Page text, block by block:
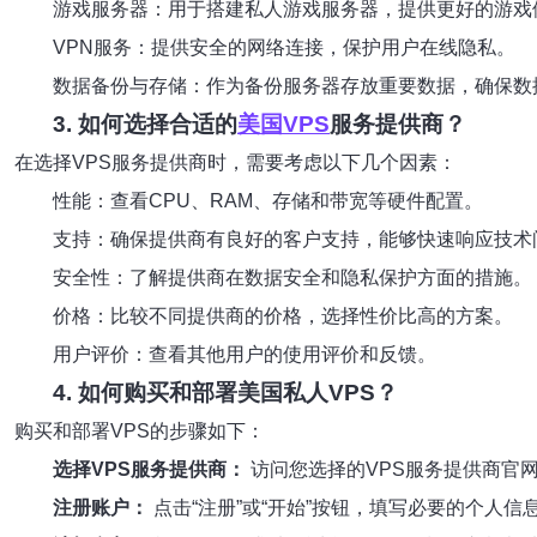
游戏服务器：用于搭建私人游戏服务器，提供更好的游戏
VPN服务：提供安全的网络连接，保护用户在线隐私。
数据备份与存储：作为备份服务器存放重要数据，确保数
3. 如何选择合适的美国VPS服务提供商？
在选择VPS服务提供商时，需要考虑以下几个因素：
性能：查看CPU、RAM、存储和带宽等硬件配置。
支持：确保提供商有良好的客户支持，能够快速响应技术
安全性：了解提供商在数据安全和隐私保护方面的措施。
价格：比较不同提供商的价格，选择性价比高的方案。
用户评价：查看其他用户的使用评价和反馈。
4. 如何购买和部署美国私人VPS？
购买和部署VPS的步骤如下：
选择VPS服务提供商： 访问您选择的VPS服务提供商官
注册账户：
点击“注册”或“开始”按钮，填写必要的个人信